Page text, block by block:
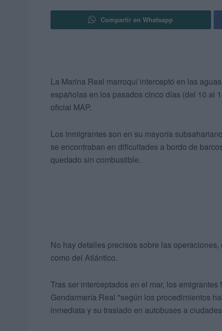
Compartir en Whatsapp
La Marina Real marroquí interceptó en las
españolas en los pasados cinco días (del 10 al
oficial MAP.
Los inmigrantes son en su mayoría
se encontraban en dificultades a bordo de
quedado sin combustible.
No hay detalles precisos sobre las
como del Atlántico.
Tras ser interceptados en el mar, los
Gendarmería Real "según los procedimientos
inmediata y su traslado en autobuses a